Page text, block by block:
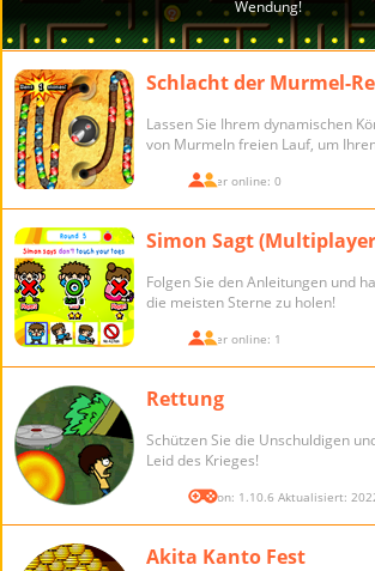
Schlacht der Murmel-
Lassen Sie Ihrem dynamischen
von Murmeln freien Lauf, um
Spieler online: 0
Simon Sagt
Folgen Sie den Anleitungen und
die meisten Sterne zu holen!
Spieler online: 1
Rettung
Schützen Sie die Unschuldigen
Leid des Krieges!
Version: 1.10.6 Aktualisiert:
Akita Kanto Fest